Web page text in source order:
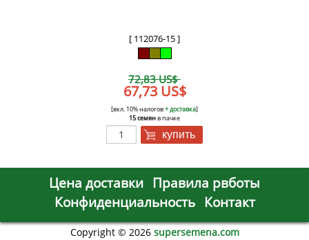
[ 112076-15 ]
72,83 US$
67,73 US$
[вкл. 10% налогов+ доставка]
15 семянв пачке
купить
Цена доставки Правила рвботы
Конфиденциальность Контакт
Copyright © 2026 supersemena.com